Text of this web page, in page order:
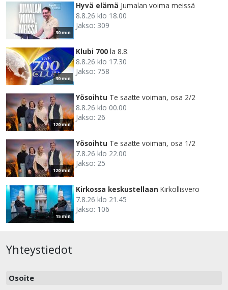
30 min
Hyvä elämä Jumalan voima meissä
8.8.26 klo 18.00
Jakso: 309
30 min
Klubi 700 la 8.8.
8.8.26 klo 17.30
Jakso: 758
120 min
Yösoihtu Te saatte voiman, osa 2/2
8.8.26 klo 00.00
Jakso: 26
120 min
Yösoihtu Te saatte voiman, osa 1/2
7.8.26 klo 22.00
Jakso: 25
15 min
Kirkossa keskustellaan Kirkollisvero
7.8.26 klo 21.45
Jakso: 106
Yhteystiedot
Osoite